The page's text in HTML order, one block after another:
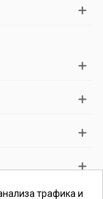
в ЕГР 2 673 000
трафика и